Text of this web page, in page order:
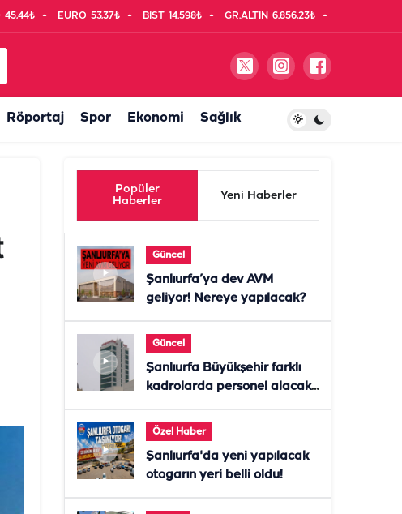
45,44₺ EURO 53,37₺ BIST 14.598₺ GR.ALTIN 6.856,23₺
Röportaj Spor Ekonomi Sağlık
Popüler
Haberler
Yeni Haberler
Güncel
Şanlıurfa’ya dev AVM
geliyor! Nereye yapılacak?
Güncel
Şanlıurfa Büyükşehir farklı
kadrolarda personel alacak!
Özel Haber
Şanlıurfa'da yeni yapılacak
otogarın yeri belli oldu!